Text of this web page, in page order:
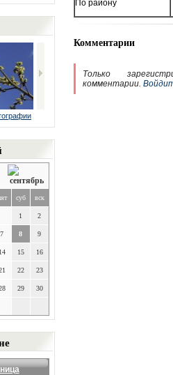
суб вск
1 2
7 8 9
14 15 16
22 23
29 30
По району
Комментарии
Только
комментарии.